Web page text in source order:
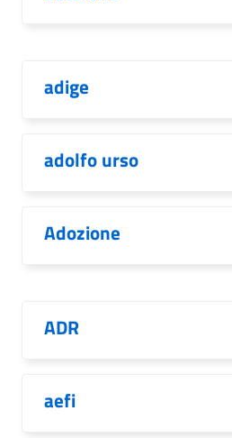
adige
adolfo urso
Adozione
ADR
aefi